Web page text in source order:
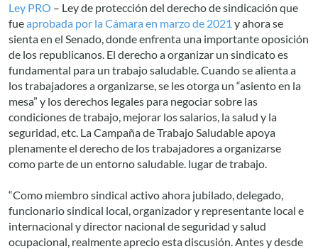
Ley PRO – Ley de protección del derecho de sindicación que
fueaprobada por la Cámara en marzo de 2021 y ahora se
sienta en el Senado, donde enfrenta una importante oposición
de los republicanos. El derecho a organizar un sindicato es
fundamental para un trabajo saludable. Cuando se alienta a
los trabajadores a organizarse, se les otorga un “asiento en la
mesa” y los derechos legales para negociar sobre las
condiciones de trabajo, mejorar los salarios, la salud y la
seguridad, etc. La Campaña de Trabajo Saludable apoya
plenamente el derecho de los trabajadores a organizarse
como parte de un entorno saludable. lugar de trabajo.
“Como miembro sindical activo ahora jubilado, delegado,
funcionario sindical local, organizador y representante local e
internacional y director nacional de seguridad y salud
ocupacional, realmente aprecio esta discusión. Antes y desde